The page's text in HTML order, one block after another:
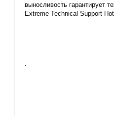
выносливость гарантирует
Extreme Technical Support
.